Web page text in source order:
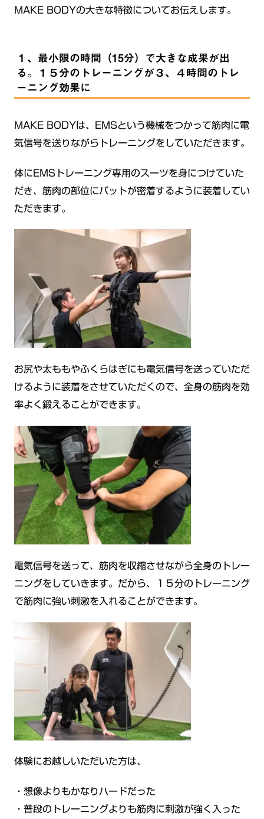
MAKE BODYの大きな特徴についてお伝えします。
１、最小限の時間（15分）で大きな成果が出
る。１５分のトレーニングが３、４時間のトレ
ーニング効果に
MAKE BODYは、EMSという機械をつかって筋肉に電
気信号を送りながらトレーニングをしていただきます。
体にEMSトレーニング専用のスーツを身につけていた
だき、筋肉の部位にパットが密着するように装着してい
ただきます。
お尻や太ももやふくらはぎにも電気信号を送っていただ
けるように装着をさせていただくので、全身の筋肉を効
率よく鍛えることができます。
電気信号を送って、筋肉を収縮させながら全身のトレー
ニングをしていきます。だから、１５分のトレーニング
で筋肉に強い刺激を入れることができます。
体験にお越しいただいた方は、
・想像よりもかなりハードだった
・普段のトレーニングよりも筋肉に刺激が強く入った